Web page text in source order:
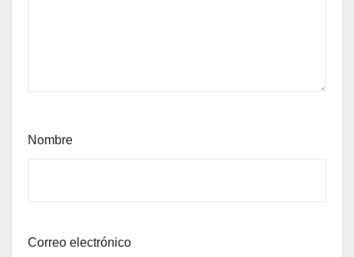
Nombre
Correo electrónico